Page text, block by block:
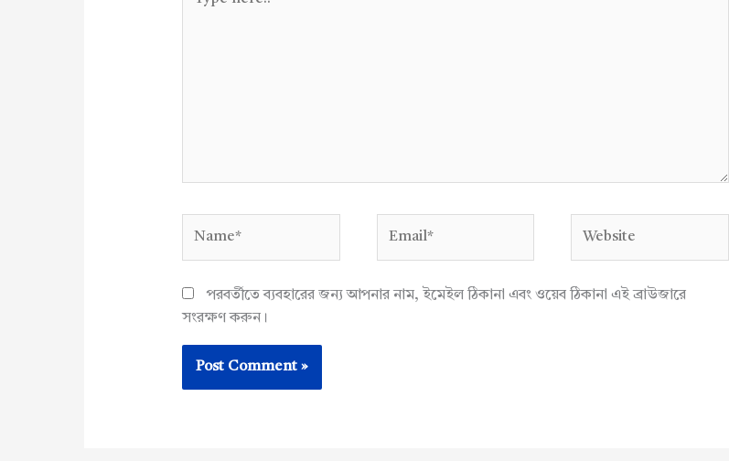
here..
পরবর্তীতে ব্যবহারের জন্য আপনার নাম, ইমেইল ঠিকানা এবং ওয়েব ঠিকানা এই ব্রাউজারে
সংরক্ষণ করুন।